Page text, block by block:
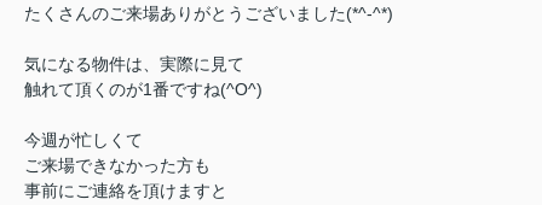
たくさんのご来場ありがとうございました(*^-^*)
気になる物件は、実際に見て
触れて頂くのが1番ですね(^O^)
今週が忙しくて
ご来場できなかった方も
事前にご連絡を頂けますと